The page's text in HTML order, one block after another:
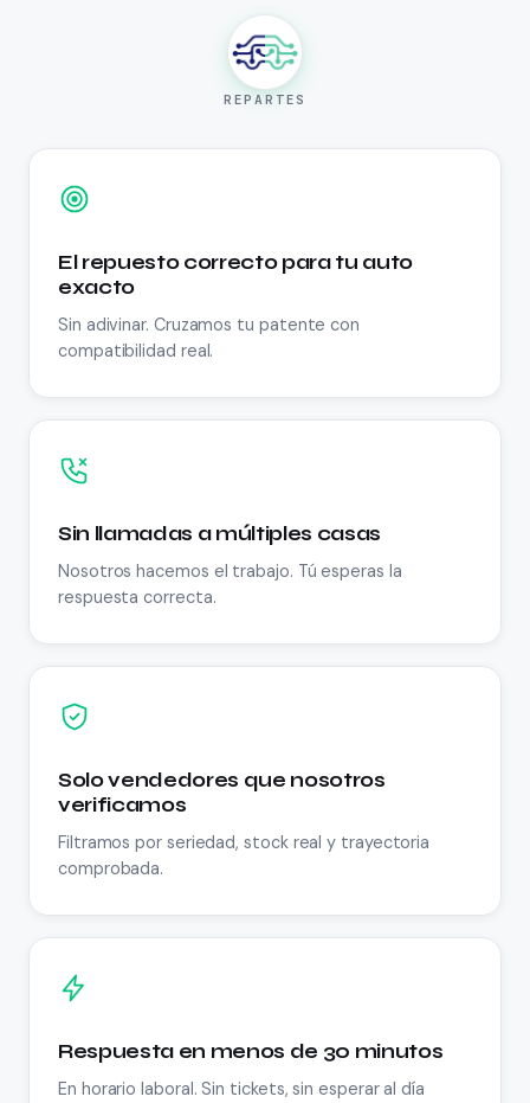
REPARTES
El repuesto correcto para tu auto
exacto
Sin adivinar. Cruzamos tu patente con
compatibilidad real.
Sin llamadas a múltiples casas
Nosotros hacemos el trabajo. Tú esperas la
respuesta correcta.
Solo vendedores que nosotros
verificamos
Filtramos por seriedad, stock real y trayectoria
comprobada.
Respuesta en menos de 30 minutos
En horario laboral. Sin tickets, sin esperar al día